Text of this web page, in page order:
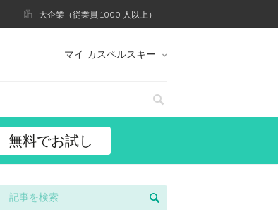
大企業（従業員 1000 人以上）
マイ カスペルスキー
無料でお試し